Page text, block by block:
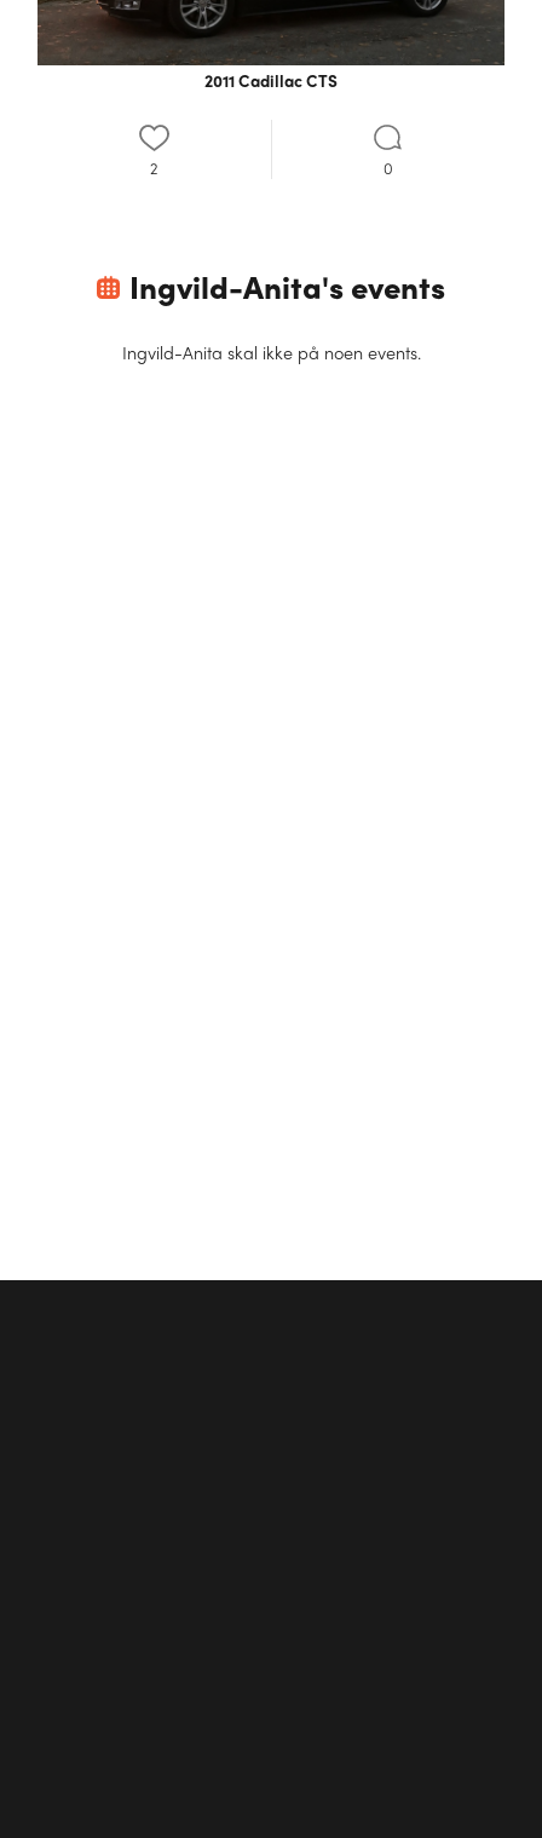
2011 Cadillac CTS
2 0
Ingvild-Anita's events
Ingvild-Anita skal ikke på noen events.